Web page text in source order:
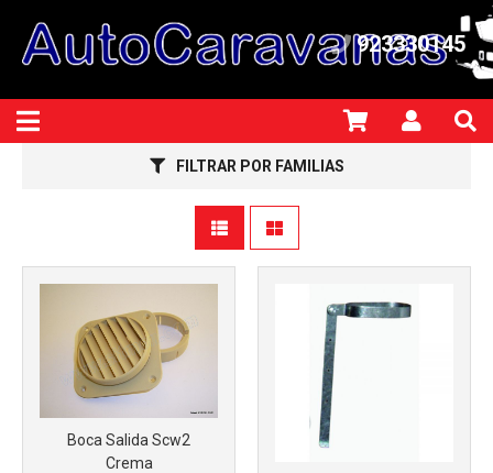
923330145
FILTRAR POR FAMILIAS
Boca Salida Scw2
Crema
Más info Más info